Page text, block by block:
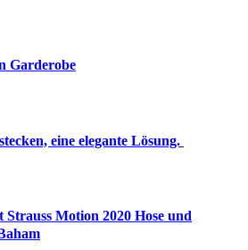
Garderobe
eine elegante Lösung.
Strauss Motion 2020 Hose und